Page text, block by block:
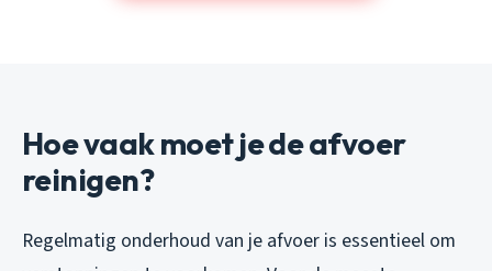
Hoe vaak moet je de afvoer
reinigen?
Regelmatig onderhoud van je afvoer is essentieel om